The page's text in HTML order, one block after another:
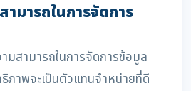
ามารถในการจัดการ
สามารถในการจัดการข้อมูล
ภาพจะเป็นตัวแทนจำหน่ายที่ดี